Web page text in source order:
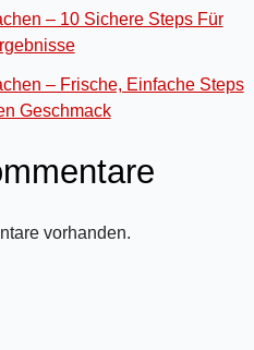
– 10 Sichere Steps Für
– Frische, Einfache Steps
Geschmack
vorhanden.